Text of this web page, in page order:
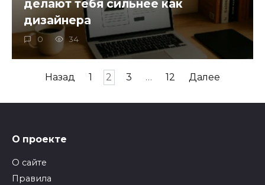
делают тебя сильнее как
дизайнера
0 34
Пагинация
Назад 1 2 3 … 12 Далее
О проекте
О сайте
Правила